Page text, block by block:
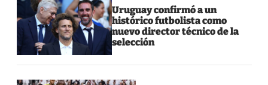
Uruguay confirmó a un
histórico futbolista como
nuevo director técnico de la
selección